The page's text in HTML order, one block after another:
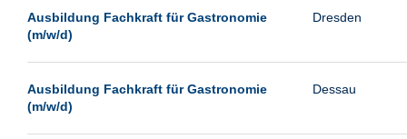
Ausbildung Fachkraft für Gastronomie
(m/w/d)
Dresden
Ausbildung Fachkraft für Gastronomie
(m/w/d)
Dessau